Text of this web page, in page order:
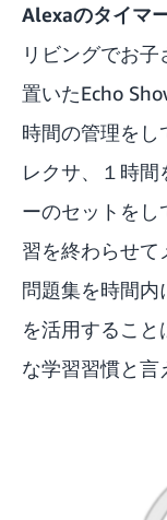
Alexaのタイマ
リビングでお
置いたEcho
時間の管理をし
レクサ、１時
ーのセットをし
習を終わらせ
問題集を時間内
を活用するこ
な学習習慣と言